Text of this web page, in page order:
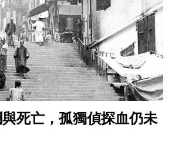
死亡，孤獨偵探血仍未